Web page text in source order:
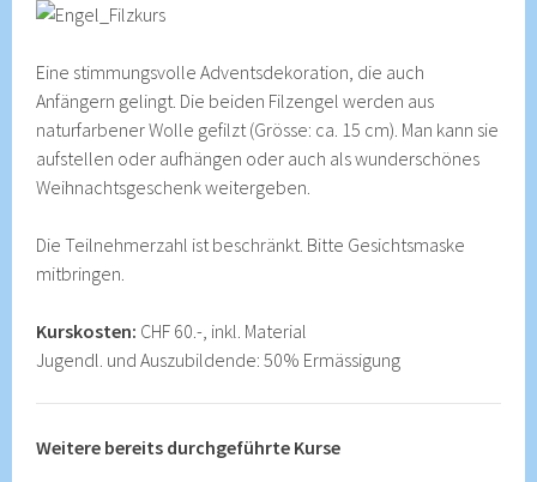
Eine stimmungsvolle Adventsdekoration, die auch
Anfängern gelingt. Die beiden Filzengel werden aus
naturfarbener Wolle gefilzt (Grösse: ca. 15 cm). Man kann sie
aufstellen oder aufhängen oder auch als wunderschönes
Weihnachtsgeschenk weitergeben.
Die Teilnehmerzahl ist beschränkt. Bitte Gesichtsmaske
mitbringen.
Kurskosten: CHF 60.-, inkl. Material
Jugendl. und Auszubildende: 50% Ermässigung
Weitere bereits durchgeführte Kurse